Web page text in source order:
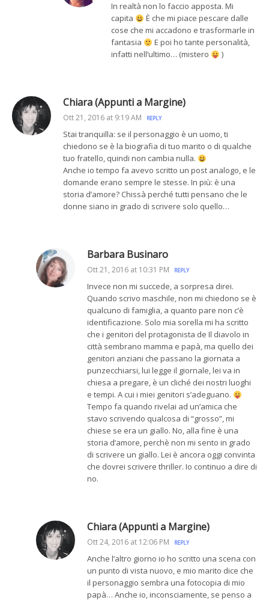
In realtà non lo faccio apposta. Mi
capita
È che mi piace pescare dalle
cose che mi accadono e trasformarle in
fantasia
E poi ho tante personalità,
infatti nell’ultimo… (mistero
)
Chiara (Appunti a Margine)
Ott 21, 2016 at 9:19 AM REPLY
Stai tranquilla: se il personaggio è un uomo, ti
chiedono se è la biografia di tuo marito o di qualche
tuo fratello, quindi non cambia nulla.
Anche io tempo fa avevo scritto un post analogo, e le
domande erano sempre le stesse. In più: è una
storia d’amore? Chissà perché tutti pensano che le
donne siano in grado di scrivere solo quello…
Barbara Businaro
Ott 21, 2016 at 10:31 PM REPLY
Invece non mi succede, a sorpresa direi.
Quando scrivo maschile, non mi chiedono se è
qualcuno di famiglia, a quanto pare non c’è
identificazione. Solo mia sorella mi ha scritto
che i genitori del protagonista de Il diavolo in
città sembrano mamma e papà, ma quello dei
genitori anziani che passano la giornata a
punzecchiarsi, lui legge il giornale, lei va in
chiesa a pregare, è un cliché dei nostri luoghi
e tempi. A cui i miei genitori s’adeguano.
Tempo fa quando rivelai ad un’amica che
stavo scrivendo qualcosa di “grosso”, mi
chiese se era un giallo. No, alla fine è una
storia d’amore, perchè non mi sento in grado
di scrivere un giallo. Lei è ancora oggi convinta
che dovrei scrivere thriller. Io continuo a dire di
no.
Chiara (Appunti a Margine)
Ott 24, 2016 at 12:06 PM REPLY
Anche l’altro giorno io ho scritto una scena con
un punto di vista nuovo, e mio marito dice che
il personaggio sembra una fotocopia di mio
papà… Anche io, inconsciamente, se penso a